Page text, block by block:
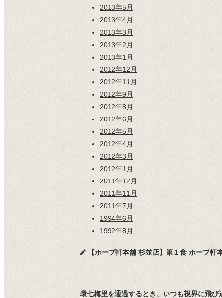
2013年5月
2013年4月
2013年3月
2013年2月
2013年1月
2012年12月
2012年11月
2012年9月
2012年8月
2012年6月
2012年5月
2012年4月
2012年3月
2012年1月
2011年12月
2011年11月
2011年7月
1994年6月
1992年8月
【ホープ軒本舗 杉並店】第１食 ホープ
環七梅里を通過するとき、いつも視界に飛